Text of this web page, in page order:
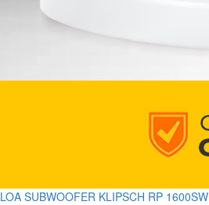
LOA SUBWOOFER KLIPSCH RP 1600SW